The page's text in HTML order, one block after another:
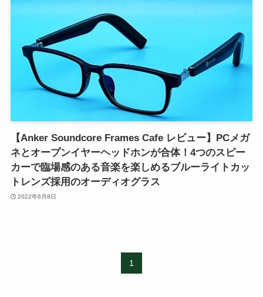
【Anker Soundcore Frames Cafe レビュー】PCメガ
ネとオープンイヤーヘッドホンが合体！4つのスピー
カーで臨場感のある音楽を楽しめるブルーライトカッ
トレンズ採用のオーディオグラス
2022年6月8日
1